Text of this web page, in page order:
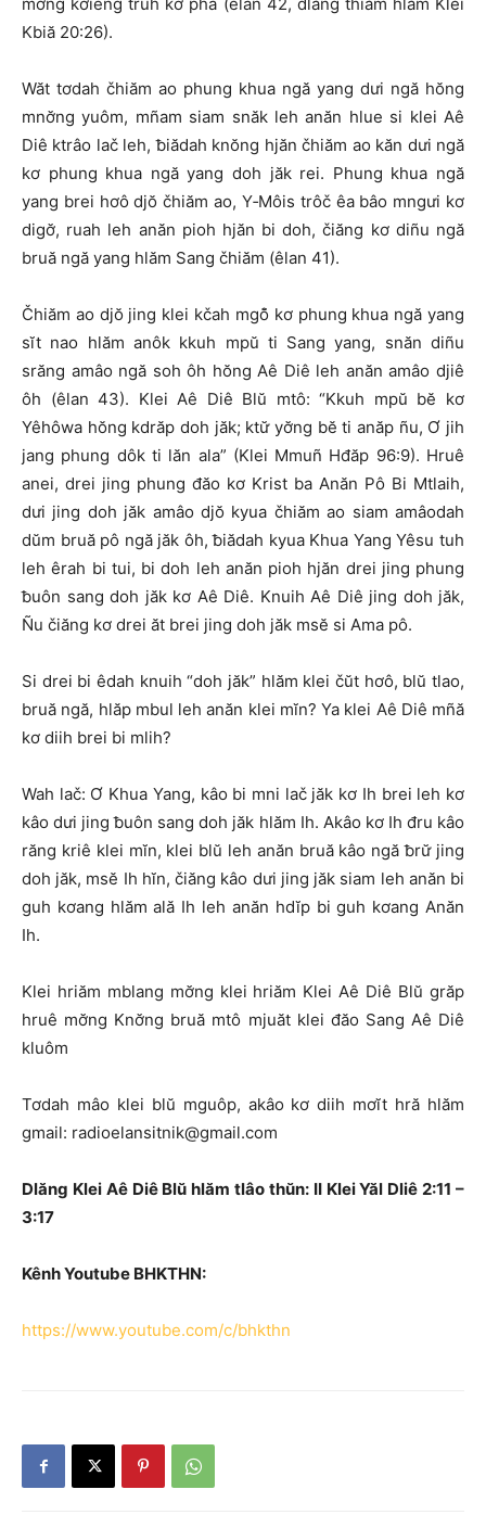
Kbiă 20:26).
Wăt tơdah čhiăm ao phung khua ngă yang dưi ngă hŏng
mnơ̆ng yuôm, mñam siam snăk leh anăn hlue si klei Aê
Diê ktrâo lač leh, ƀiădah knŏng hjăn čhiăm ao kăn dưi ngă
kơ phung khua ngă yang doh jăk rei. Phung khua ngă
yang brei hơô djŏ čhiăm ao, Y‑Môis trôč êa bâo mngưi kơ
digơ̆, ruah leh anăn pioh hjăn bi doh, čiăng kơ diñu ngă
bruă ngă yang hlăm Sang čhiăm (êlan 41).
Čhiăm ao djŏ jing klei kčah mgô̆ kơ phung khua ngă yang
sĭt nao hlăm anôk kkuh mpŭ ti Sang yang, snăn diñu
srăng amâo ngă soh ôh hŏng Aê Diê leh anăn amâo djiê
ôh (êlan 43). Klei Aê Diê Blŭ mtô: “Kkuh mpŭ bĕ kơ
Yêhôwa hŏng kdrăp doh jăk; ktư̆ yơ̆ng bĕ ti anăp ñu, Ơ jih
jang phung dôk ti lăn ala” (Klei Mmuñ Hđăp 96:9). Hruê
anei, drei jing phung đăo kơ Krist ba Anăn Pô Bi Mtlaih,
dưi jing doh jăk amâo djŏ kyua čhiăm ao siam amâodah
dŭm bruă pô ngă jăk ôh, ƀiădah kyua Khua Yang Yêsu tuh
leh êrah bi tui, bi doh leh anăn pioh hjăn drei jing phung
ƀuôn sang doh jăk kơ Aê Diê. Knuih Aê Diê jing doh jăk,
Ñu čiăng kơ drei ăt brei jing doh jăk msĕ si Ama pô.
Si drei bi êdah knuih “doh jăk” hlăm klei čŭt hơô, blŭ tlao,
bruă ngă, hlăp mbul leh anăn klei mĭn? Ya klei Aê Diê mñă
kơ diih brei bi mlih?
Wah lač: Ơ Khua Yang, kâo bi mni lač jăk kơ Ih brei leh kơ
kâo dưi jing ƀuôn sang doh jăk hlăm Ih. Akâo kơ Ih đru kâo
răng kriê klei mĭn, klei blŭ leh anăn bruă kâo ngă ƀrư̆ jing
doh jăk, msĕ Ih hĭn, čiăng kâo dưi jing jăk siam leh anăn bi
guh kơang hlăm ală Ih leh anăn hdĭp bi guh kơang Anăn
Ih.
Klei hriăm mblang mơ̆ng klei hriăm Klei Aê Diê Blŭ grăp
hruê mơ̆ng Knơ̆ng bruă mtô mjuăt klei đăo Sang Aê Diê
kluôm
Tơdah mâo klei blŭ mguôp, akâo kơ diih mơĭt hră hlăm
gmail: radioelansitnik@gmail.com
Dlăng Klei Aê Diê Blŭ hlăm tlâo thŭn: II Klei Yăl Dliê 2:11 –
3:17
Kênh Youtube BHKTHN:
https://www.youtube.com/c/bhkthn